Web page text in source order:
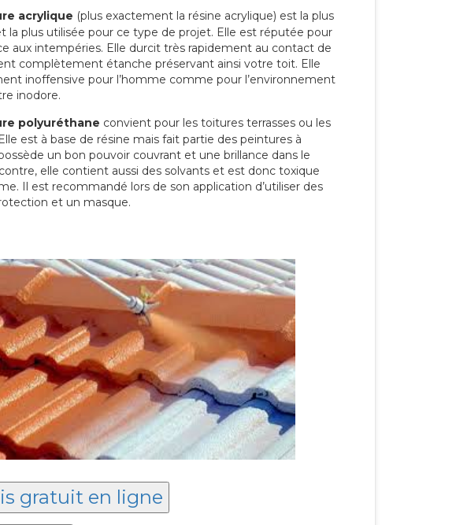
acrylique (plus exactement la résine acrylique) est la plus
la plus utilisée pour ce type de projet. Elle est réputée pour
aux intempéries. Elle durcit très rapidement au contact de
complètement étanche préservant ainsi votre toit. Elle
inoffensive pour l’homme comme pour l’environnement
inodore.
polyuréthane convient pour les toitures terrasses ou les
est à base de résine mais fait partie des peintures à
possède un bon pouvoir couvrant et une brillance dans le
elle contient aussi des solvants et est donc toxique
Il est recommandé lors de son application d’utiliser des
et un masque.
gratuit en ligne